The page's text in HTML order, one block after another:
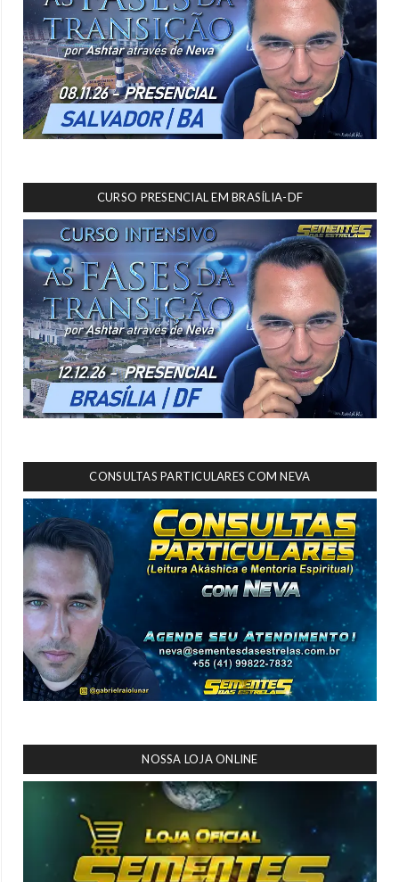
CURSO PRESENCIAL EM BRASÍLIA-DF
CONSULTAS PARTICULARES COM NEVA
NOSSA LOJA ONLINE